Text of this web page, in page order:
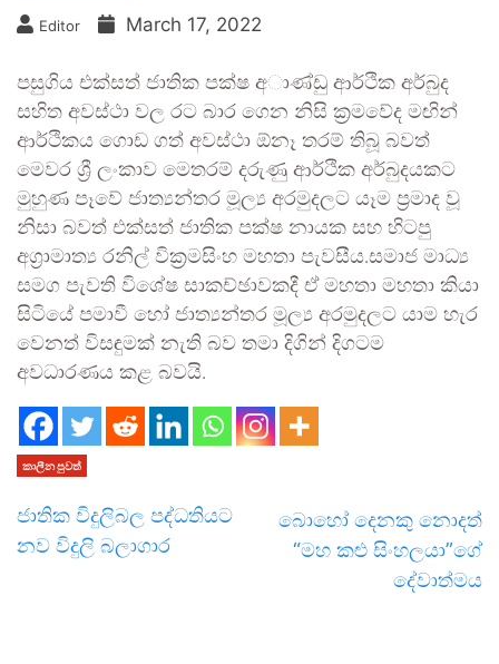
Editor March 17, 2022
පසුගිය එක්සත් ජාතික පක්ෂ අාණ්ඩු ආර්ථික අර්බුද
සහිත අවස්ථා වල රට බාර ගෙන නිසි ක්‍රමවේද මඟින්
ආර්ථිකය ගොඩ ගත් අවස්ථා ඕනෑ තරම් තිබූ බවත්
මෙවර ශ්‍රී ලංකාව මෙතරම් දරුණු ආර්ථික අර්බුදයකට
මුහුණ පෑවේ ජාත්‍යන්තර මූල්‍ය අරමුදලට යෑම ප්‍රමාද වූ
නිසා බවත් එක්සත් ජාතික පක්ෂ නායක සහ හිටපු
අග්‍රාමාත්‍ය රනිල් වික්‍රමසිංහ මහතා පැවසීය.සමාජ මාධ්‍ය
සමග පැවති විශේෂ සාකච්ඡාවකදී ඒ මහතා මහතා කියා
සිටියේ පමාවී හෝ ජාත්‍යන්තර මූල්‍ය අරමුදලට යාම හැර
වෙනත් විසඳුමක් නැති බව තමා දිගින් දිගටම
අවධාරණය කළ බවයි.
කාලීන පුවත්
ජාතික විදුලිබල පද්ධතියට
නව විදුලි බලාගාර
බොහෝ දෙනකු නොදත්
“මහ කළු සිංහලයා”ගේ
දේවාත්මය